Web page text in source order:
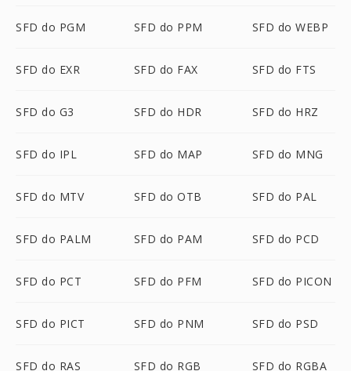
SFD do PGM SFD do PPM SFD do WEBP
SFD do EXR SFD do FAX SFD do FTS
SFD do G3 SFD do HDR SFD do HRZ
SFD do IPL SFD do MAP SFD do MNG
SFD do MTV SFD do OTB SFD do PAL
SFD do PALM SFD do PAM SFD do PCD
SFD do PCT SFD do PFM SFD do PICON
SFD do PICT SFD do PNM SFD do PSD
SFD do RAS SFD do RGB SFD do RGBA